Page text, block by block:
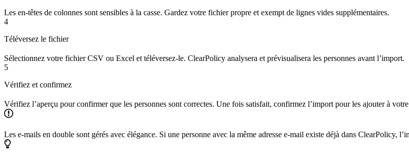
Les en-têtes de colonnes sont sensibles à la casse. Gardez votre fichier propre et exempt de lignes vides supplémentaires.
4
Téléversez le fichier
Sélectionnez votre fichier CSV ou Excel et téléversez-le. ClearPolicy analysera et prévisualisera les personnes avant l’import.
5
Vérifiez et confirmez
Vérifiez l’aperçu pour confirmer que les personnes sont correctes. Une fois satisfait, confirmez l’import pour les ajouter à
Les e-mails en double sont gérés avec élégance. Si une personne avec la même adresse e-mail existe déjà dans ClearPolicy,